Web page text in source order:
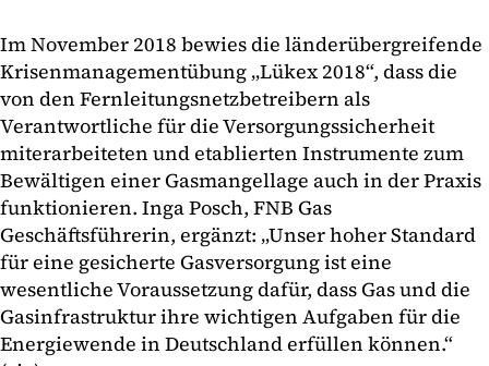
Im November 2018 bewies die länderübergreifende
Krisenmanagementübung „Lükex 2018“, dass die
von den Fernleitungsnetzbetreibern als
Verantwortliche für die Versorgungssicherheit
miterarbeiteten und etablierten Instrumente zum
Bewältigen einer Gasmangellage auch in der Praxis
funktionieren. Inga Posch, FNB Gas
Geschäftsführerin, ergänzt: „Unser hoher Standard
für eine gesicherte Gasversorgung ist eine
wesentliche Voraussetzung dafür, dass Gas und die
Gasinfrastruktur ihre wichtigen Aufgaben für die
Energiewende in Deutschland erfüllen können.“